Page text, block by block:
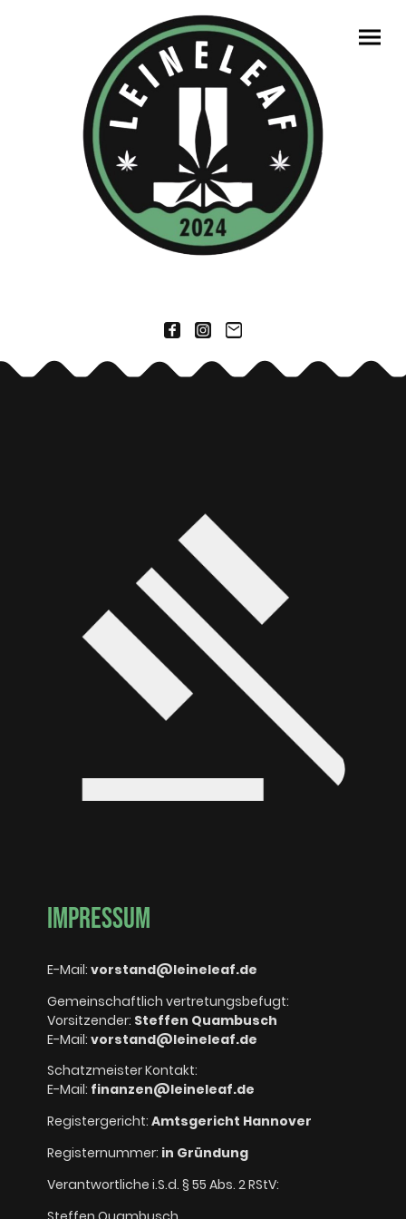
Impressum
E-Mail: vorstand@leineleaf.de
Gemeinschaftlich vertretungsbefugt:
Vorsitzender: Steffen Quambusch
E-Mail: vorstand@leineleaf.de
Schatzmeister Kontakt:
E-Mail: finanzen@leineleaf.de
Registergericht: Amtsgericht Hannover
Registernummer: in Gründung
Verantwortliche i.S.d. § 55 Abs. 2 RStV: